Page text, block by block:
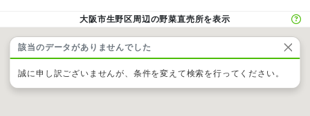
大阪市生野区周辺の野菜直売所を表示
該当のデータがありませんでした
誠に申し訳ございませんが、条件を変えて検索を行ってください。